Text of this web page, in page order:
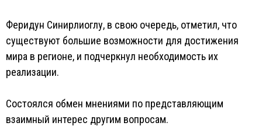
Феридун Синирлиоглу, в свою очередь, отметил, что
существуют большие возможности для достижения
мира в регионе, и подчеркнул необходимость их
реализации.
Состоялся обмен мнениями по представляющим
взаимный интерес другим вопросам.